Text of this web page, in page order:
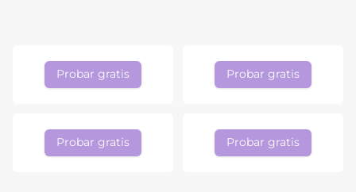
Probar gratis Probar gratis
Probar gratis Probar gratis